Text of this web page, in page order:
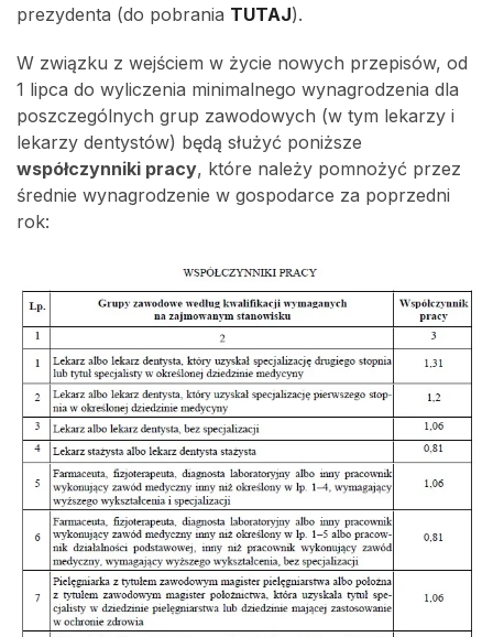
prezydenta (do pobrania TUTAJ).
W związku z wejściem w życie nowych przepisów, od
1 lipca do wyliczenia minimalnego wynagrodzenia dla
poszczególnych grup zawodowych (w tym lekarzy i
lekarzy dentystów) będą służyć poniższe
współczynniki pracy, które należy pomnożyć przez
średnie wynagrodzenie w gospodarce za poprzedni
rok: